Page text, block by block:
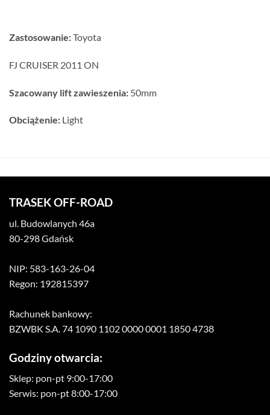
Zastosowanie:Toyota
FJ CRUISER 2011 ON
Szacowany lift zawieszenia: 50mm
Obciążenie: Light
TRASEK OFF-ROAD
ul. Budowlanych 46a
80-298 Gdańsk
NIP: 583-163-26-04
Regon: 192815397
Rachunek bankowy:
BZWBK S.A. 74 1090 1102 0000 0001 1850 4738
Godziny otwarcia:
Sklep: pon-pt 9:00-17:00
Serwis: pon-pt 8:00-17:00